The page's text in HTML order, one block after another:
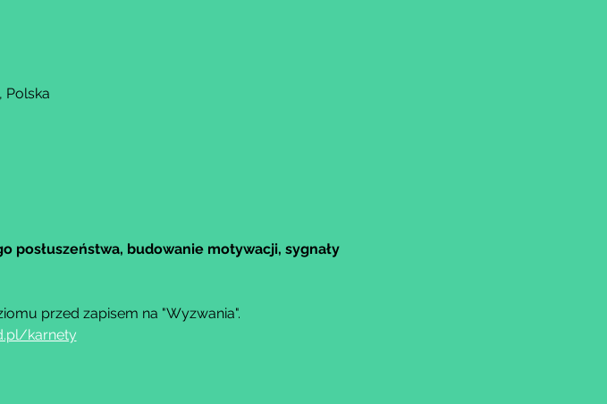
Polska
posłuszeństwa, budowanie motywacji, sygnały
przed zapisem na "Wyzwania".
karnety